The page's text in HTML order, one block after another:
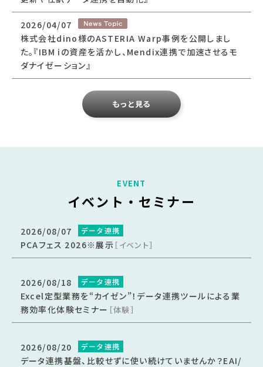
もっと見る
2026/04/07
株式会社dino様のASTERIA Warp事例を公開しまし
た。『IBM iの資産を活かし、Mendix連携で加速させるモ
ダナイゼーション』
イベント・セミナー
2026/08/07 データ連携
PCAフェス 2026※展示 ［イベント］
2026/08/18 データ連携
Excel定型業務を“カイゼン”！データ連携ツールによる業
務効率化体験セミナー ［体験］
2026/08/20 データ連携
データ連携基盤、比較せずに使い続けていませんか？EAI/